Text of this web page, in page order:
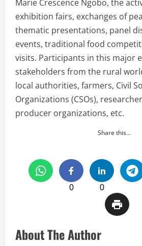
Marie Crescence Ngobo, the
exhibition fairs, exchanges of
thematic presentations, panel
events, traditional food
visits. Participants in this major
stakeholders from the rural
local authorities, farmers, Civil
Organizations (CSOs),
producer organizations, etc.
Share this…
0 0
About The Author